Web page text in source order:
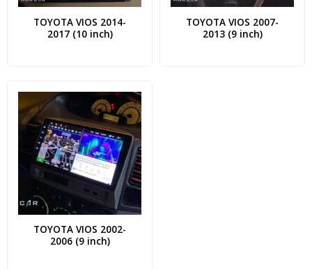
TOYOTA VIOS 2014-
2017 (10 inch)
TOYOTA VIOS 2007-
2013 (9 inch)
TOYOTA VIOS 2002-
2006 (9 inch)